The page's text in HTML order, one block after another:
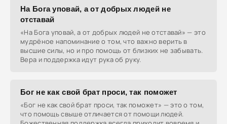
На Бога уповай, а от добрых людей не
отставай
«На Бога уповай, а от добрых людей не отставай» — это
мудрёное напоминание о том, что важно верить в
высшие силы, но и про помощь от близких не забывать.
Вера и поддержка идут рука об руку.
Бог не как свой брат проси, так поможет
«Бог не как свой брат проси, так поможет» — это о том,
что помощь свыше отличается от помощи людей.